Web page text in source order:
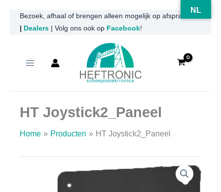
naar
inhoud
Bezoek, afhaal of brengen alleen mogelijk op afspraak
Dealers | Volg ons ook op Facebook!
HT Joystick2_Paneel
Home Producten HT Joystick2_Paneel
NL